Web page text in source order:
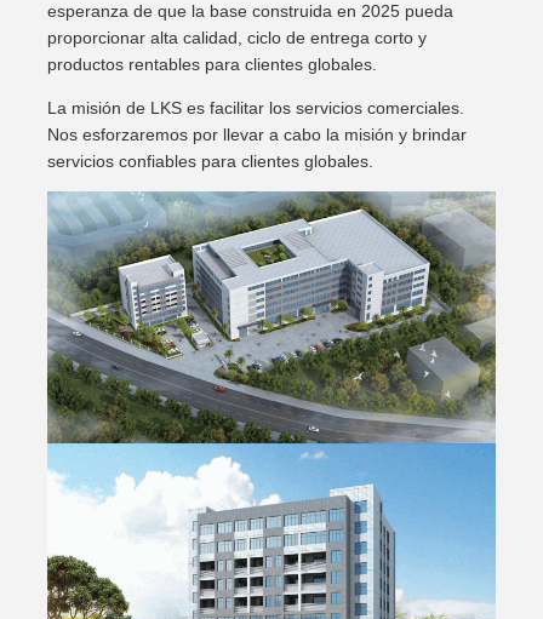
esperanza de que la base construida en 2025 pueda
proporcionar alta calidad, ciclo de entrega corto y
productos rentables para clientes globales.
La misión de LKS es facilitar los servicios comerciales.
Nos esforzaremos por llevar a cabo la misión y brindar
servicios confiables para clientes globales.